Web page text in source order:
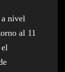
nivel
al 11